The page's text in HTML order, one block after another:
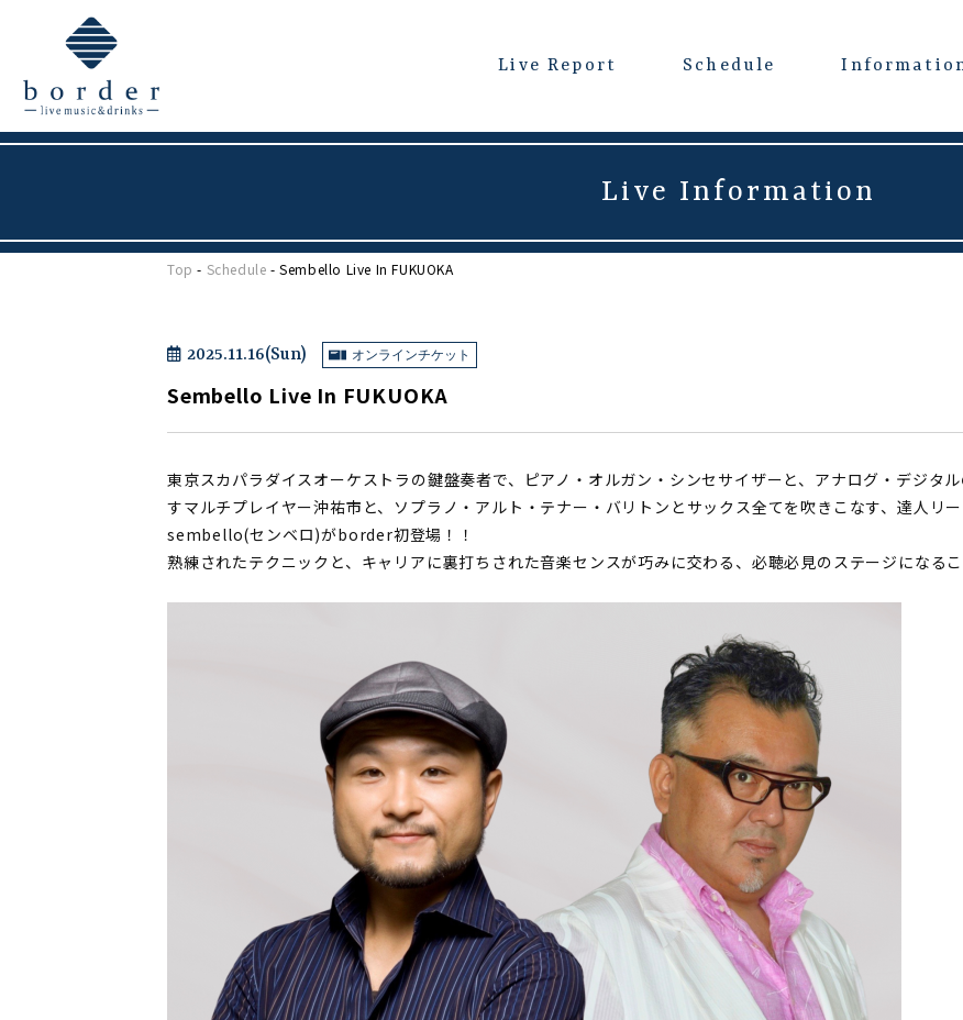
Live Report Schedule
Live Information
Top - Schedule - Sembello Live In FUKUOKA
2025.11.16(Sun) オンラインチケット
Sembello Live In FUKUOKA
東京スカパラダイスオーケストラの鍵盤奏者で、ピアノ・オルガン・シンセサイザーと、アナログ・デジタ
すマルチプレイヤー沖祐市と、ソプラノ・アルト・テナー・バリトンとサックス全てを吹きこなす、達人リ
sembello(センベロ)がborder初登場！！
熟練されたテクニックと、キャリアに裏打ちされた音楽センスが巧みに交わる、必聴必見のステージになるこ